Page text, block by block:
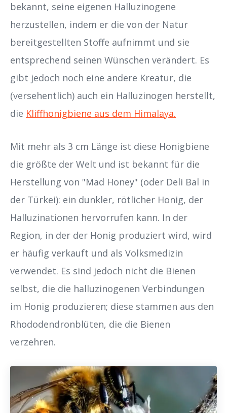
bekannt, seine eigenen Halluzinogene
herzustellen, indem er die von der Natur
bereitgestellten Stoffe aufnimmt und sie
entsprechend seinen Wünschen verändert. Es
gibt jedoch noch eine andere Kreatur, die
(versehentlich) auch ein Halluzinogen herstellt,
die Kliffhonigbiene aus dem Himalaya.
Mit mehr als 3 cm Länge ist diese Honigbiene
die größte der Welt und ist bekannt für die
Herstellung von "Mad Honey" (oder Deli Bal in
der Türkei): ein dunkler, rötlicher Honig, der
Halluzinationen hervorrufen kann. In der
Region, in der der Honig produziert wird, wird
er häufig verkauft und als Volksmedizin
verwendet. Es sind jedoch nicht die Bienen
selbst, die die halluzinogenen Verbindungen
im Honig produzieren; diese stammen aus den
Rhododendronblüten, die die Bienen
verzehren.